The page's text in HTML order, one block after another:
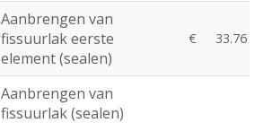
Aanbrengen van
fissuurlak eerste
element (sealen)
€ 33.76
Aanbrengen van
fissuurlak (sealen)